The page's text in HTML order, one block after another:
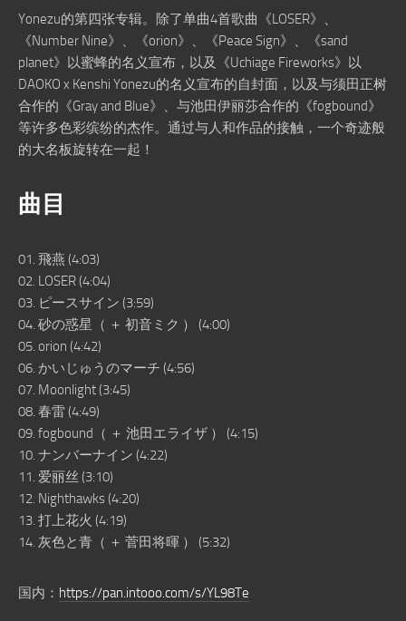
Yonezu的第四张专辑。除了单曲4首歌曲《LOSER》、
《Number Nine》、《orion》、《Peace Sign》、《sand
planet》以蜜蜂的名义宣布，以及《Uchiage Fireworks》以
DAOKO x Kenshi Yonezu的名义宣布的自封面，以及与须田正树
合作的《Gray and Blue》、与池田伊丽莎合作的《fogbound》
等许多色彩缤纷的杰作。通过与人和作品的接触，一个奇迹般
的大名板旋转在一起！
曲目
01. 飛燕 (4:03)
02. LOSER (4:04)
03. ピースサイン (3:59)
04. 砂の惑星（ ＋ 初音ミク ） (4:00)
05. orion (4:42)
06. かいじゅうのマーチ (4:56)
07. Moonlight (3:45)
08. 春雷 (4:49)
09. fogbound（ ＋ 池田エライザ ） (4:15)
10. ナンバーナイン (4:22)
11. 爱丽丝 (3:10)
12. Nighthawks (4:20)
13. 打上花火 (4:19)
14. 灰色と青（ ＋ 菅田将暉 ） (5:32)
国内： https://pan.intooo.com/s/YL98Te